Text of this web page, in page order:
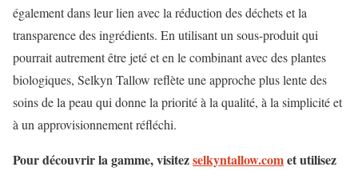
également dans leur lien avec la réduction des déchets et la
transparence des ingrédients. En utilisant un sous-produit qui
pourrait autrement être jeté et en le combinant avec des plantes
biologiques, Selkyn Tallow reflète une approche plus lente des
soins de la peau qui donne la priorité à la qualité, à la simplicité et
à un approvisionnement réfléchi.
Pour découvrir la gamme, visitezselkyntallow.comet utilisez